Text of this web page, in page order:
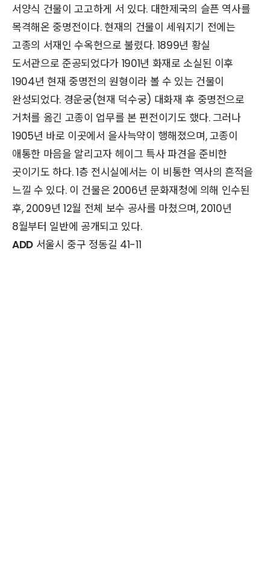
서양식 건물이 고고하게 서 있다. 대한제국의 슬픈 역사를
목격해온 중명전이다. 현재의 건물이 세워지기 전에는
고종의 서재인 수옥헌으로 불렸다. 1899년 황실
도서관으로 준공되었다가 1901년 화재로 소실된 이후
1904년 현재 중명전의 원형이라 볼 수 있는 건물이
완성되었다. 경운궁(현재 덕수궁) 대화재 후 중명전으로
거처를 옮긴 고종이 업무를 본 편전이기도 했다. 그러나
1905년 바로 이곳에서 을사늑약이 행해졌으며, 고종이
애통한 마음을 알리고자 헤이그 특사 파견을 준비한
곳이기도 하다. 1층 전시실에서는 이 비통한 역사의 흔적을
느낄 수 있다. 이 건물은 2006년 문화재청에 의해 인수된
후, 2009년 12월 전체 보수 공사를 마쳤으며, 2010년
8월부터 일반에 공개되고 있다.
ADD서울시 중구 정동길 41-11